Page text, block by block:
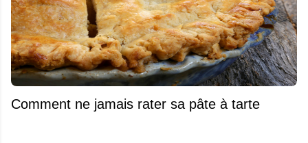
Comment ne jamais rater sa pâte à tarte